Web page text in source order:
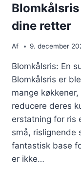
dine retter
Af 9. december
Blomkålsris: En
Blomkålsris er
mange
reducere deres
erstatning for ris
små, rislignende
fantastisk base
er ikke…